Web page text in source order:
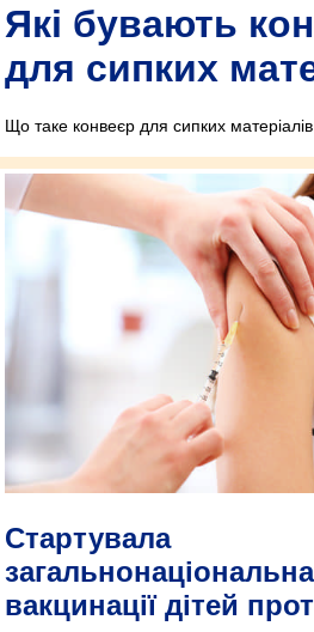
Які бувають
для сипких
Що таке конвеєр для сипких матеріалів
Стартувала
вакцинації дітей